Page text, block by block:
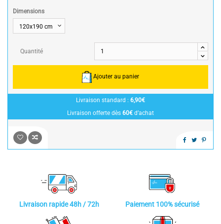
Dimensions
Quantité
Ajouter au panier
Livraison standard : 6,90€
Livraison offerte dès 60€ d’achat
Livraison rapide 48h / 72h Paiement 100% sécurisé